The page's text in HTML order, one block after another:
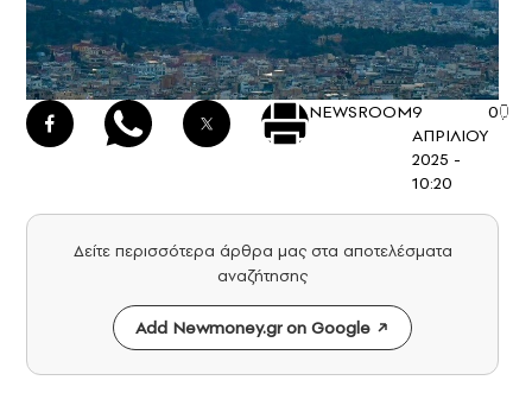
NEWSROOM9
ΑΠΡΙΛΙΟΥ
2025 -
10:20
0
Δείτε περισσότερα άρθρα μας στα αποτελέσματα
αναζήτησης
Add Newmoney.gr on Google